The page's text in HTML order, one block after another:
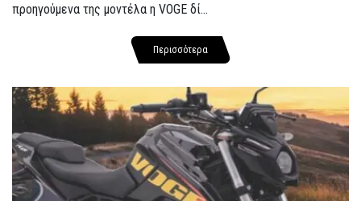
προηγούμενα της μοντέλα η VOGE δί...
Περισσότερα